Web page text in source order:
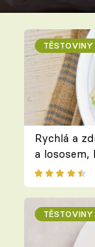
TĚSTOVINY
Rychlá a
a lososem,
TĚSTOVINY